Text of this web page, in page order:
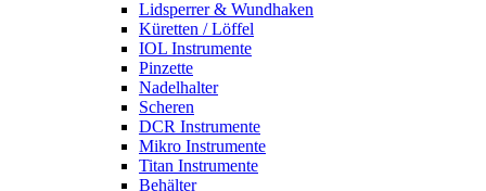
Lidsperrer & Wundhaken
Küretten / Löffel
IOL Instrumente
Pinzette
Nadelhalter
Scheren
DCR Instrumente
Mikro Instrumente
Titan Instrumente
Behälter